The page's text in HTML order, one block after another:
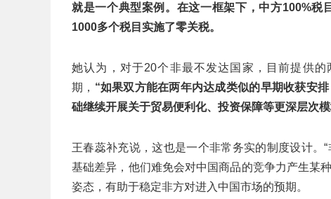
就是一个典型案例。在这一框架下，中方100%
1000多个税目实施了零关税。
她认为，对于20个非最不发达国家，目前提供
期， “如果双方能在两年内达成类似的早期收获安
础继续开展关于贸易便利化、投资保障等更深层次
王春蕊补充说，这也是一个非常务实的制度设计。
基础差异，他们难免会对中国商品的竞争力产生某
姿态，有助于稳定非方对进入中国市场的预期。